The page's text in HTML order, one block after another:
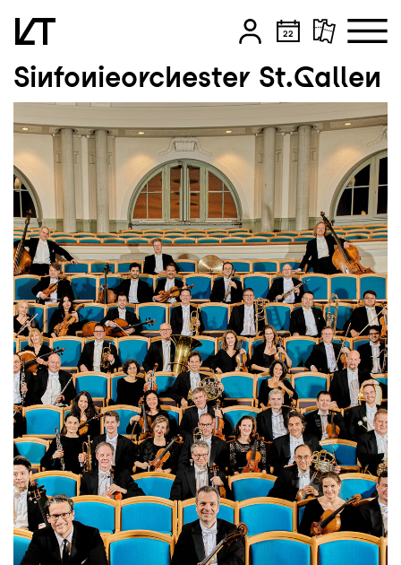
Zum Hauptinhalt springen
Zum Footer springen
Sinfonieorchester St.Gallen